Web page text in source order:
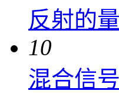
反射的
10
混合信